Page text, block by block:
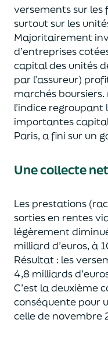
versements sur les
surtout sur les
Majoritairement
d’entreprises
capital des unités
par l’assureur)
marchés boursiers.
l’indice
importantes
Paris, a fini sur un
Une collecte
Les prestations
sorties en rentes
légèrement
milliard d’euros, à
Résultat : les
4,8 milliards
C’est la deuxième
conséquente pour
celle de novembre